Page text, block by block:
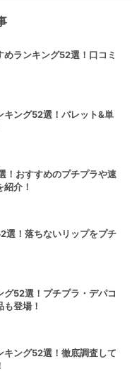
ランキング52選！口コミ
キング52選！パレット&単
！おすすめのプチプラや速
介！
選！落ちないリップをプチ
52選！プチプラ・デパコ
登場！
キング52選！徹底調査して